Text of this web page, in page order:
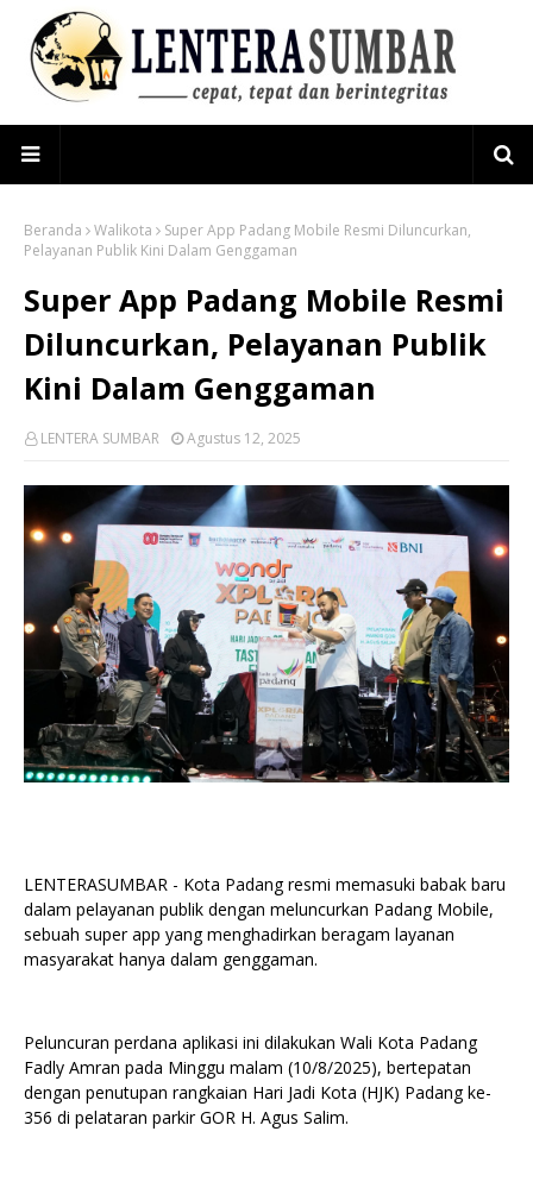
Beranda Walikota
Super App Padang Mobile Resmi Diluncurkan,
Pelayanan Publik Kini Dalam Genggaman
Super App Padang Mobile Resmi
Diluncurkan, Pelayanan Publik
Kini Dalam Genggaman
LENTERA SUMBAR Agustus 12, 2025
LENTERASUMBAR - Kota Padang resmi memasuki babak baru
dalam pelayanan publik dengan meluncurkan Padang Mobile,
sebuah super app yang menghadirkan beragam layanan
masyarakat hanya dalam genggaman.
Peluncuran perdana aplikasi ini dilakukan Wali Kota Padang
Fadly Amran pada Minggu malam (10/8/2025), bertepatan
dengan penutupan rangkaian Hari Jadi Kota (HJK) Padang ke-
356 di pelataran parkir GOR H. Agus Salim.